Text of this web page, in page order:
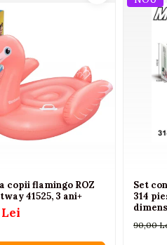
26 x 13,5 x 10 cm
copil
mana-ochi si reflexele
si jocurile de rol
prin transformarea
de joaca intr-o singura jucarie
joaca individuala sau impreuna
copii flamingo ROZ
41525, 3 ani+
Lei
Set
314
90,00